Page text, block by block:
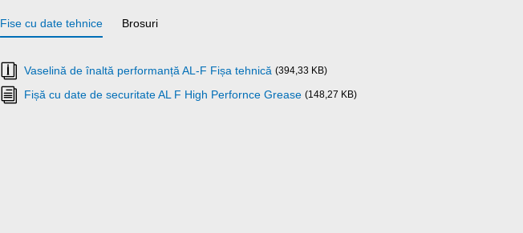
Fise cu date tehnice Brosuri
Vaselină de înaltă performanță AL-F Fișa tehnică (394,33 KB)
Fișă cu date de securitate AL F High Perfornce Grease (148,27 KB)